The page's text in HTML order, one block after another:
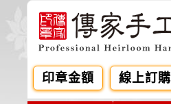
印章金額 線上訂購